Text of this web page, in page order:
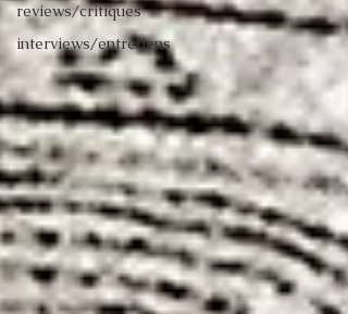
reviews/critiques
interviews/entretiens